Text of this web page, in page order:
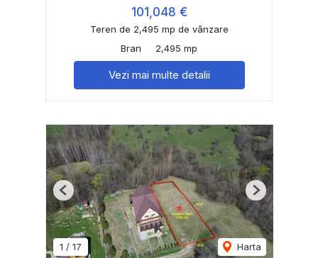
101,048 €
Teren de 2,495 mp de vânzare
Bran
2,495 mp
Vezi mai multe detalii
1 / 17 Harta
Previous Next